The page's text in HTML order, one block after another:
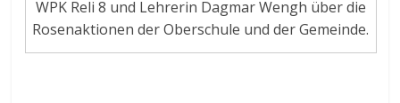
WPK Reli 8 und Lehrerin Dagmar Wengh über die
Rosenaktionen der Oberschule und der Gemeinde.